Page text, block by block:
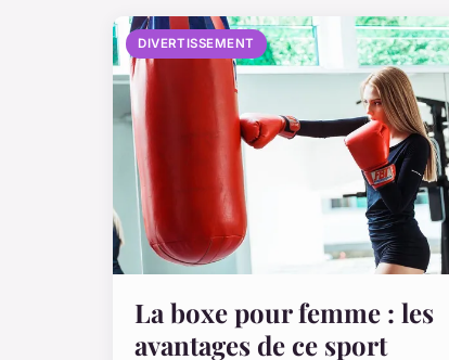
DIVERTISSEMENT
La boxe pour femme : les
avantages de ce sport